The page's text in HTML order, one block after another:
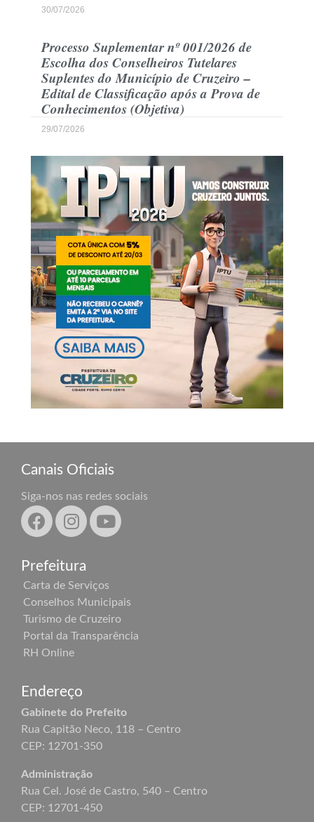
30/07/2026
Processo Suplementar nº 001/2026 de
Escolha dos Conselheiros Tutelares
Suplentes do Município de Cruzeiro –
Edital de Classificação após a Prova de
Conhecimentos (Objetiva)
29/07/2026
Canais Oficiais
Siga-nos nas redes sociais
Prefeitura
Carta de Serviços
Conselhos Municipais
Turismo de Cruzeiro
Portal da Transparência
RH Online
Endereço
Gabinete do Prefeito
Rua Capitão Neco, 118 – Centro
CEP: 12701-350
Administração
Rua Cel. José de Castro, 540 – Centro
CEP: 12701-450